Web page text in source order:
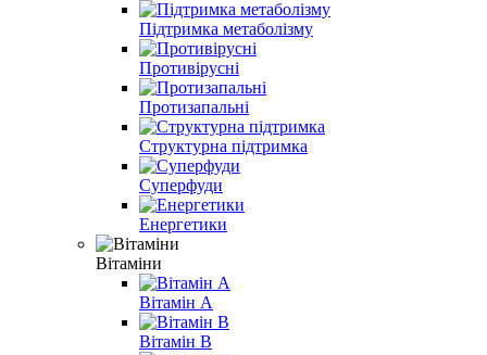
Підтримка метаболізму
Противірусні
Протизапальні
Структурна підтримка
Суперфуди
Енергетики
Вітаміни
Вітамін A
Вітамін B